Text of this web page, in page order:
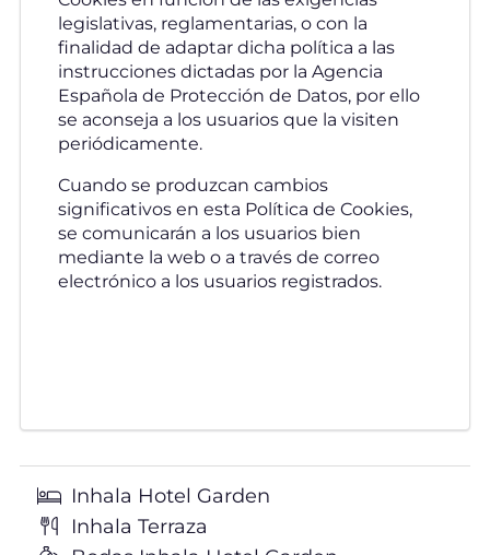
legislativas, reglamentarias, o con la
finalidad de adaptar dicha política a las
instrucciones dictadas por la Agencia
Española de Protección de Datos, por ello
se aconseja a los usuarios que la visiten
periódicamente.
Cuando se produzcan cambios
significativos en esta Política de Cookies,
se comunicarán a los usuarios bien
mediante la web o a través de correo
electrónico a los usuarios registrados.
Inhala Hotel Garden
Inhala Terraza